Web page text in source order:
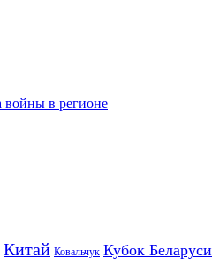
войны в регионе
Китай Ковальчук Кубок Беларуси